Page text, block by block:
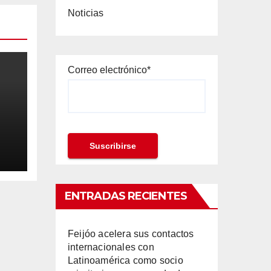
Noticias
Correo electrónico*
ENTRADAS RECIENTES
Feijóo acelera sus contactos
internacionales con
Latinoamérica como socio